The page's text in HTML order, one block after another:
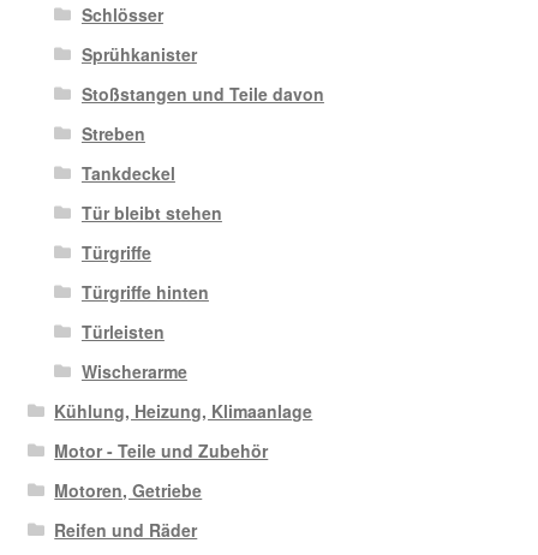
Schlösser
Sprühkanister
Stoßstangen und Teile davon
Streben
Tankdeckel
Tür bleibt stehen
Türgriffe
Türgriffe hinten
Türleisten
Wischerarme
Kühlung, Heizung, Klimaanlage
Motor - Teile und Zubehör
Motoren, Getriebe
Reifen und Räder